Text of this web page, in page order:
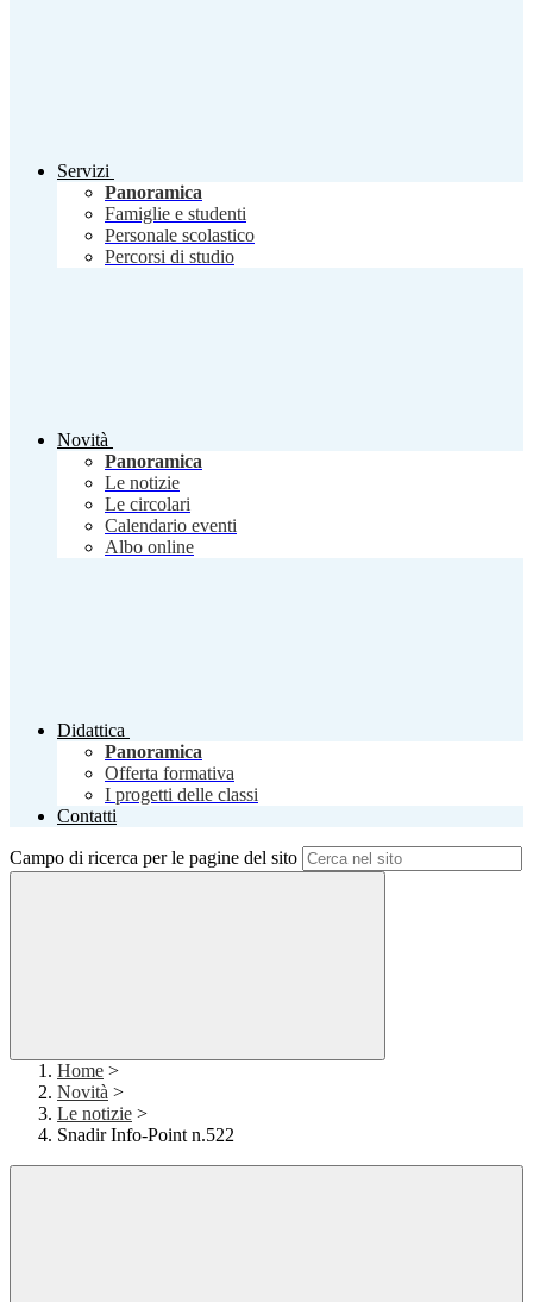
Servizi
Panoramica
Famiglie e studenti
Personale scolastico
Percorsi di studio
Novità
Panoramica
Le notizie
Le circolari
Calendario eventi
Albo online
Didattica
Panoramica
Offerta formativa
I progetti delle classi
Contatti
Campo di ricerca per le pagine del sito
Home >
Novità >
Le notizie >
Snadir Info-Point n.522